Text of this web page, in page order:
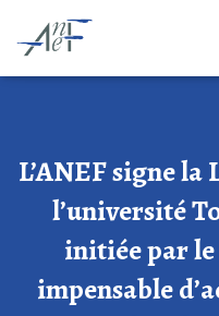
L’ANEF signe
l’université
initiée par le
impensable